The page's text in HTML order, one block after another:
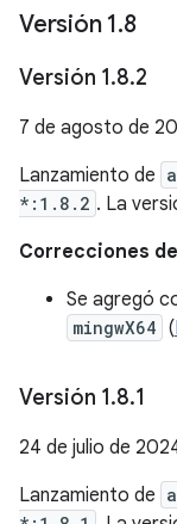
Versión 1.8
Versión 1.8.2
7 de agosto de
Lanzamiento de
*:1.8.2 . La
Correcciones
Se agregó
mingwX64 (
Versión 1.8.1
24 de julio de
Lanzamiento de